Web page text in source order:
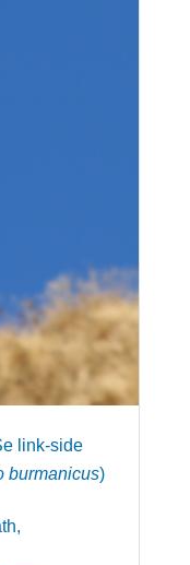
link-side
burmanicus)